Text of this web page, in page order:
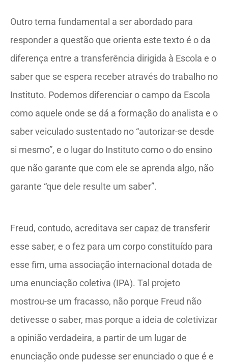
Outro tema fundamental a ser abordado para
responder a questão que orienta este texto é o da
diferença entre a transferência dirigida à Escola e o
saber que se espera receber através do trabalho no
Instituto. Podemos diferenciar o campo da Escola
como aquele onde se dá a formação do analista e o
saber veiculado sustentado no “autorizar-se desde
si mesmo”, e o lugar do Instituto como o do ensino
que não garante que com ele se aprenda algo, não
garante “que dele resulte um saber”.
Freud, contudo, acreditava ser capaz de transferir
esse saber, e o fez para um corpo constituído para
esse fim, uma associação internacional dotada de
uma enunciação coletiva (IPA). Tal projeto
mostrou-se um fracasso, não porque Freud não
detivesse o saber, mas porque a ideia de coletivizar
a opinião verdadeira, a partir de um lugar de
enunciação onde pudesse ser enunciado o que é e